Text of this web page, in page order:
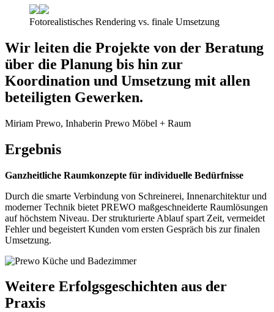
Fotorealistisches Rendering vs. finale Umsetzung
Wir leiten die Projekte von der Beratung
über die Planung bis hin zur
Koordination und Umsetzung mit allen
beteiligten Gewerken.
Miriam Prewo, Inhaberin Prewo Möbel + Raum
Ergebnis
Ganzheitliche Raumkonzepte für individuelle Bedürfnisse
Durch die smarte Verbindung von Schreinerei, Innenarchitektur und
moderner Technik bietet PREWO maßgeschneiderte Raumlösungen
auf höchstem Niveau. Der strukturierte Ablauf spart Zeit, vermeidet
Fehler und begeistert Kunden vom ersten Gespräch bis zur finalen
Umsetzung.
Weitere Erfolgsgeschichten aus der
Praxis